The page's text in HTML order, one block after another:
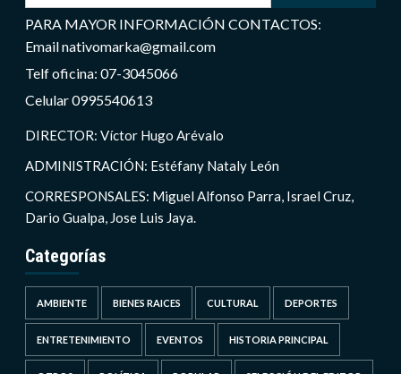
PARA MAYOR INFORMACIÓN CONTACTOS:
Email nativomarka@gmail.com
Telf oficina: 07-3045066
Celular 0995540613
DIRECTOR: Víctor Hugo Arévalo
ADMINISTRACIÓN: Estéfany Nataly León
CORRESPONSALES: Miguel Alfonso Parra, Israel Cruz,
Dario Gualpa, Jose Luis Jaya.
Categorías
AMBIENTE BIENES RAICES CULTURAL DEPORTES
ENTRETENIMIENTO EVENTOS HISTORIA PRINCIPAL